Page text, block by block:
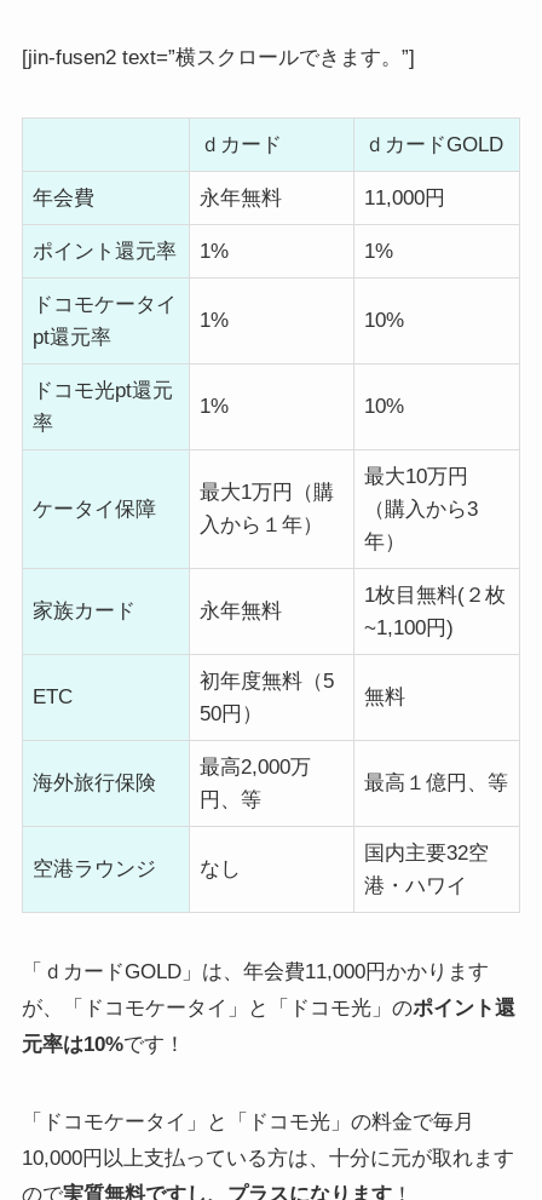
[jin-fusen2 text=”横スクロールできます。”]
ｄカード ｄカードGOLD
年会費 永年無料 11,000円
ポイント還元率 1% 1%
ドコモケータイ
pt還元率
1% 10%
ドコモ光pt還元
率
1% 10%
ケータイ保障
最大1万円（購
入から１年）
最大10万円
（購入から3
年）
家族カード 永年無料
1枚目無料(２枚
~1,100円)
ETC
初年度無料（5
50円）
無料
海外旅行保険
最高2,000万
円、等
最高１億円、等
空港ラウンジ なし
国内主要32空
港・ハワイ
「ｄカードGOLD」は、年会費11,000円かかります
が、「ドコモケータイ」と「ドコモ光」のポイント還
元率は10%です！
「ドコモケータイ」と「ドコモ光」の料金で毎月
10,000円以上支払っている方は、十分に元が取れます
ので実質無料ですし、プラスになります！